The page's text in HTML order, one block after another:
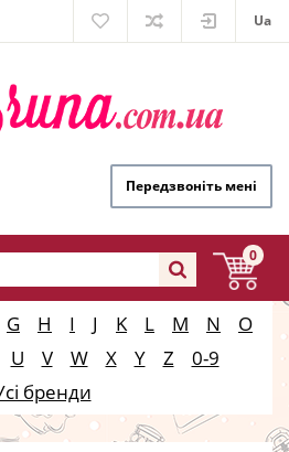
Ua
Передзвоніть мені
0
G H I J K L M N
O
U V W X Y Z
0-9
бренди